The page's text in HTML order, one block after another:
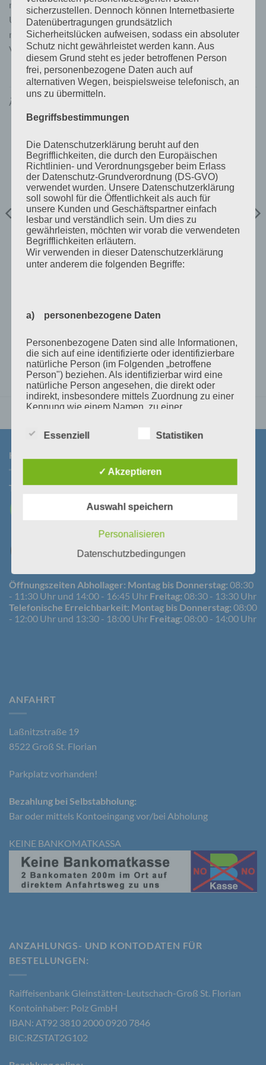
macOS or Android device in conjunction with aVE.Direct to
USB interfaceand VictronConnect. Discover all setting and
monitoring options in theSetup & monitoring with
VictronConnectchapter and theVictronConnect manual
ÄHNLICHE PRODUKTE
ORION-TR SMART DC-DC CHARGER NON ISOLATED
Orion-Tr Smart 24/12-30A
(360W) Non-isolated DC-DC
charger
Orion XS 1400 DC-DC
battery charger
KONTAKT
Tel:+43 3464 30 505Mail:office@polz.at
Öffnungszeiten Abhollager: Montag bis Donnerstag: 08:30
- 11:30 Uhr und 14:00 - 16:45 Uhr Freitag: 08:30 - 13:30 Uhr
Telefonische Erreichbarkeit: Montag bis Donnerstag: 08:00
- 12:00 Uhr und 13:30 - 18:00 Uhr Freitag: 08:00 - 14:00 Uhr
ANFAHRT
Laßnitzstraße 19
8522 Groß St. Florian
Parkplatz vorhanden!
Bezahlung bei Selbstabholung:
Bar oder mittels Kontoeingang vor/bei Abholung
KEINE BANKOMATKASSA
ANZAHLUNGS- UND KONTODATEN FÜR
BESTELLUNGEN​:
Raiffeisenbank Gleinstätten-Leutschach-Groß St. Florian
Kontoinhaber: Polz GmbH
IBAN: AT92 3810 2000 0920 7846
BIC:RZSTAT2G102
sicherzustellen. Dennoch können Internetbasierte
Datenübertragungen grundsätzlich
Sicherheitslücken aufweisen, sodass ein absoluter
Schutz nicht gewährleistet werden kann. Aus
diesem Grund steht es jeder betroffenen Person
frei, personenbezogene Daten auch auf
alternativen Wegen, beispielsweise telefonisch, an
uns zu übermitteln.
Begriffsbestimmungen
Die Datenschutzerklärung beruht auf den
Begrifflichkeiten, die durch den Europäischen
Richtlinien- und Verordnungsgeber beim Erlass
der Datenschutz-Grundverordnung (DS-GVO)
verwendet wurden. Unsere Datenschutzerklärung
soll sowohl für die Öffentlichkeit als auch für
unsere Kunden und Geschäftspartner einfach
lesbar und verständlich sein. Um dies zu
gewährleisten, möchten wir vorab die verwendeten
Begrifflichkeiten erläutern.
Wir verwenden in dieser Datenschutzerklärung
unter anderem die folgenden Begriffe:
a) personenbezogene Daten
Personenbezogene Daten sind alle Informationen,
die sich auf eine identifizierte oder identifizierbare
natürliche Person (im Folgenden „betroffene
Person") beziehen. Als identifizierbar wird eine
natürliche Person angesehen, die direkt oder
indirekt, insbesondere mittels Zuordnung zu einer
Kennung wie einem Namen, zu einer
besonderen Merkmalen, die Ausdruck der
psychischen, wirtschaftlichen, kulturellen oder
sozialen Identität dieser natürlichen Person sind,
Betroffene Person ist jede identifizierte oder
personenbezogene Daten von dem für die
Verarbeitung Verantwortlichen verarbeitet werden.
wie das Erheben, das Erfassen, die Organisation,
Verwendung, die Offenlegung durch Übermittlung,
Verbreitung oder eine andere Form der
Bereitstellung, den Abgleich oder die Verknüpfung,
Vernichtung.
d) Einschränkung der Verarbeitung
Einschränkung der Verarbeitung ist die Markierung
gespeicherter personenbezogener Daten mit dem
Ziel, ihre künftige Verarbeitung einzuschränken.
Verarbeitung personenbezogener Daten, die darin
besteht, dass diese personenbezogenen Daten
beziehen, zu bewerten, insbesondere, um Aspekte
Gesundheit, persönlicher Vorlieben, Interessen,
Zuverlässigkeit, Verhalten, Aufenthaltsort oder
Ortswechsel dieser natürlichen Person zu
analysieren oder vorherzusagen.
Essenziell Statistiken
✓ Akzeptieren
Auswahl speichern
Personalisieren
Datenschutzbedingungen